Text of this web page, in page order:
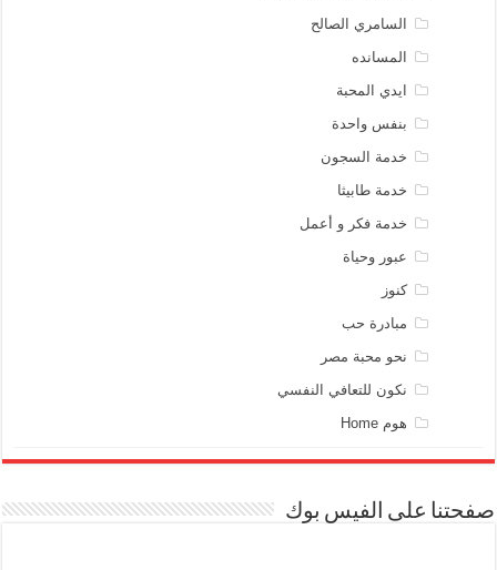
السامري الصالح
المسانده
ايدي المحبة
بنفس واحدة
خدمة السجون
خدمة طابيثا
خدمة فكر و أعمل
عبور وحياة
كنوز
مبادرة حب
نحو محبة مصر
نكون للتعافي النفسي
هوم Home
صفحتنا على الفيس بوك